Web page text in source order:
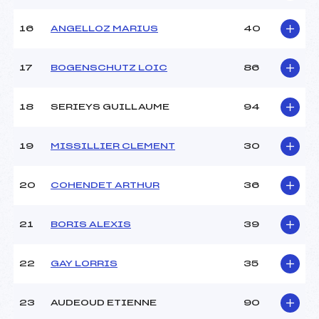
136.7700
Catégorie :
U14+U16
16 ANGELLOZ MARIUS 40
17 BOGENSCHUTZ LOIC 86
18 SERIEYS GUILLAUME 94
19 MISSILLIER CLEMENT 30
20 COHENDET ARTHUR 36
21 BORIS ALEXIS 39
22 GAY LORRIS 35
23 AUDEOUD ETIENNE 90